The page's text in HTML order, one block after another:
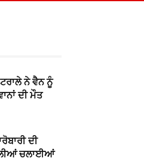
ਨੇ ਵੈਨ ਨੂੰ
ਦੀ ਮੌਤ
ਦੀ
ਚਲਾਈਆਂ